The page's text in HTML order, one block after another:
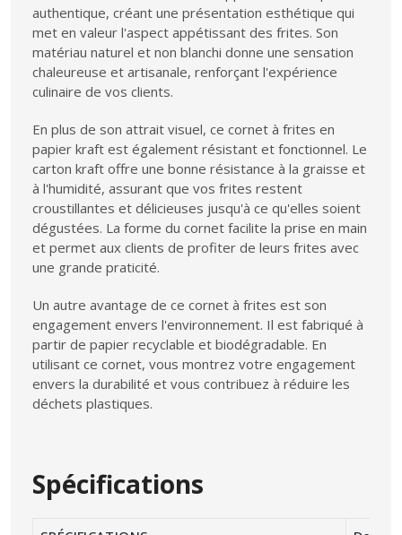
authentique, créant une présentation esthétique qui
met en valeur l'aspect appétissant des frites. Son
matériau naturel et non blanchi donne une sensation
chaleureuse et artisanale, renforçant l'expérience
culinaire de vos clients.
En plus de son attrait visuel, ce cornet à frites en
papier kraft est également résistant et fonctionnel. Le
carton kraft offre une bonne résistance à la graisse et
à l'humidité, assurant que vos frites restent
croustillantes et délicieuses jusqu'à ce qu'elles soient
dégustées. La forme du cornet facilite la prise en main
et permet aux clients de profiter de leurs frites avec
une grande praticité.
Un autre avantage de ce cornet à frites est son
engagement envers l'environnement. Il est fabriqué à
partir de papier recyclable et biodégradable. En
utilisant ce cornet, vous montrez votre engagement
envers la durabilité et vous contribuez à réduire les
déchets plastiques.
Spécifications